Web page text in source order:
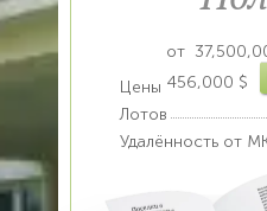
Цены
от
456,000 $
Лотов
Удалённость от